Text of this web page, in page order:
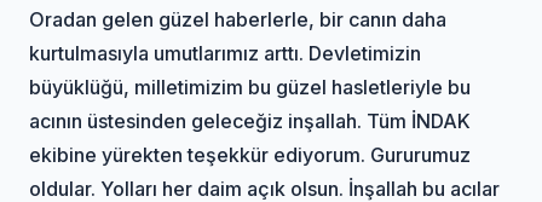
Oradan gelen güzel haberlerle, bir canın daha
kurtulmasıyla umutlarımız arttı. Devletimizin
büyüklüğü, milletimizim bu güzel hasletleriyle bu
acının üstesinden geleceğiz inşallah. Tüm İNDAK
ekibine yürekten teşekkür ediyorum. Gururumuz
oldular. Yolları her daim açık olsun. İnşallah bu acılar